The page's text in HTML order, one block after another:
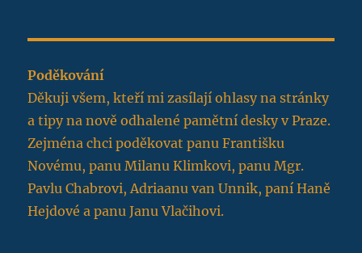
Poděkování
Děkuji všem, kteří mi zasílají ohlasy na stránky
a tipy na nově odhalené pamětní desky v Praze.
Zejména chci poděkovat panu Františku
Novému, panu Milanu Klimkovi, panu Mgr.
Pavlu Chabrovi, Adriaanu van Unnik, paní Haně
Hejdové a panu Janu Vlačihovi.